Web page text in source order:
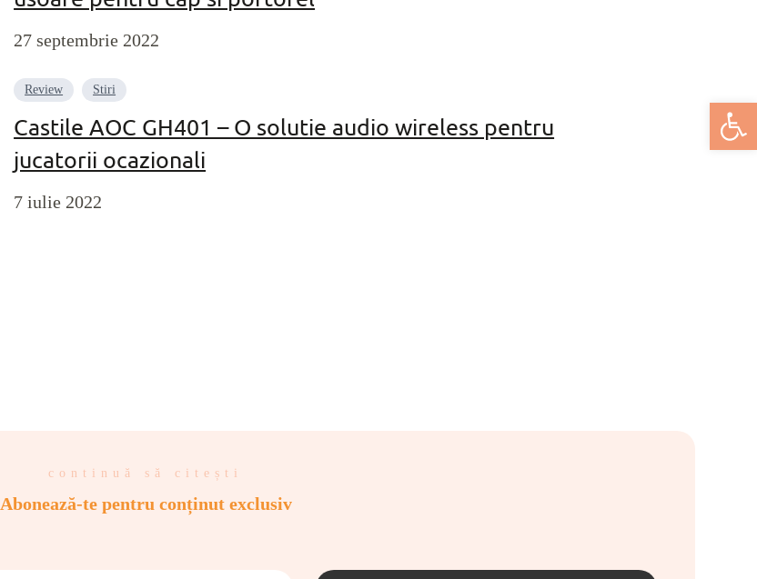
Deschide
27 septembrie 2022
Review Stiri
Castile AOC GH401 – O solutie audio wireless pentru
jucatorii ocazionali
7 iulie 2022
continuă să citești
Abonează-te pentru conținut exclusiv